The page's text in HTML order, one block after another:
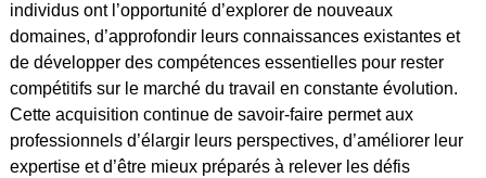
individus ont l’opportunité d’explorer de nouveaux
domaines, d’approfondir leurs connaissances existantes et
de développer des compétences essentielles pour rester
compétitifs sur le marché du travail en constante évolution.
Cette acquisition continue de savoir-faire permet aux
professionnels d’élargir leurs perspectives, d’améliorer leur
expertise et d’être mieux préparés à relever les défis